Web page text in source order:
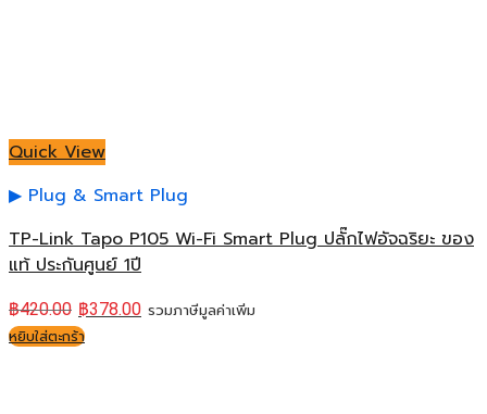
Quick View
Plug & Smart Plug
TP-Link Tapo P105 Wi-Fi Smart Plug ปลั๊กไฟอัจฉริยะ ของ
แท้ ประกันศูนย์ 1ปี
฿420.00 ฿378.00 รวมภาษีมูลค่าเพิ่ม
หยิบใส่ตะกร้า